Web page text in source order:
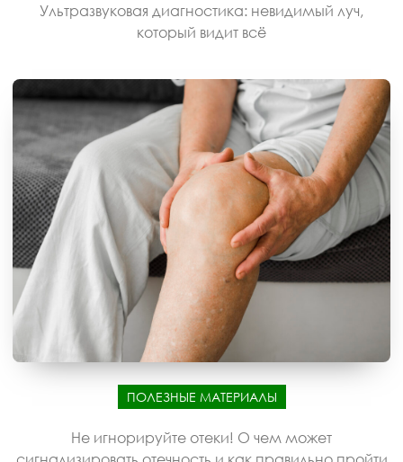
Ультразвуковая диагностика: невидимый луч,
который видит всё
ПОЛЕЗНЫЕ МАТЕРИАЛЫ
Не игнорируйте отеки! О чем может